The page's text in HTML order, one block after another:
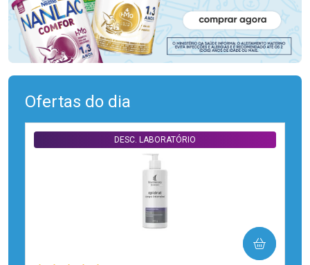
Ofertas do dia
DESC. LABORATÓRIO
COMPRAR